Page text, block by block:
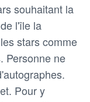
souhaitant la
l'île la
stars comme
Personne ne
Pour y